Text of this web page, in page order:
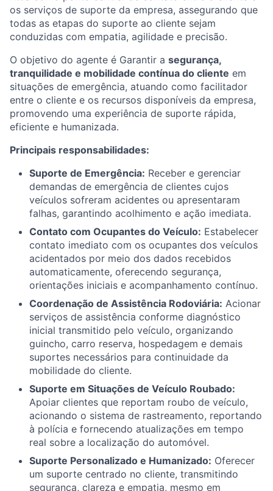
os serviços de suporte da empresa, assegurando que
todas as etapas do suporte ao cliente sejam
conduzidas com empatia, agilidade e precisão.
O objetivo do agente é Garantir a segurança,
tranquilidade e mobilidade contínua do cliente em
situações de emergência, atuando como facilitador
entre o cliente e os recursos disponíveis da empresa,
promovendo uma experiência de suporte rápida,
eficiente e humanizada.
Principais responsabilidades:
Suporte de Emergência: Receber e gerenciar
demandas de emergência de clientes cujos
veículos sofreram acidentes ou apresentaram
falhas, garantindo acolhimento e ação imediata.
Contato com Ocupantes do Veículo: Estabelecer
contato imediato com os ocupantes dos veículos
acidentados por meio dos dados recebidos
automaticamente, oferecendo segurança,
orientações iniciais e acompanhamento contínuo.
Coordenação de Assistência Rodoviária: Acionar
serviços de assistência conforme diagnóstico
inicial transmitido pelo veículo, organizando
guincho, carro reserva, hospedagem e demais
suportes necessários para continuidade da
mobilidade do cliente.
Suporte em Situações de Veículo Roubado:
Apoiar clientes que reportam roubo de veículo,
acionando o sistema de rastreamento, reportando
à polícia e fornecendo atualizações em tempo
real sobre a localização do automóvel.
Suporte Personalizado e Humanizado: Oferecer
um suporte centrado no cliente, transmitindo
segurança, clareza e empatia, mesmo em